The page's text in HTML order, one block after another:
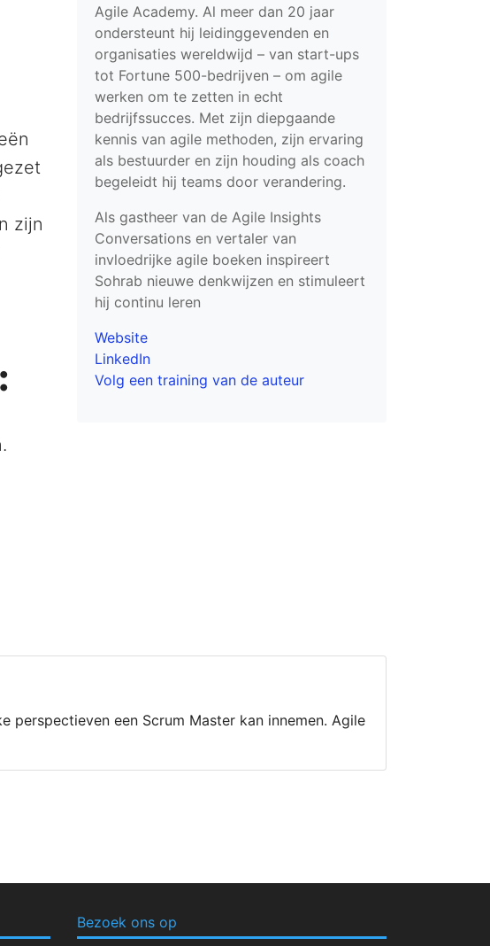
zijn
Agile Academy. Al meer dan 20 jaar
ondersteunt hij leidinggevenden en
organisaties wereldwijd – van start-ups
tot Fortune 500-bedrijven – om agile
werken om te zetten in echt
bedrijfssucces. Met zijn diepgaande
kennis van agile methoden, zijn ervaring
als bestuurder en zijn houding als coach
begeleidt hij teams door verandering.
Als gastheer van de Agile Insights
Conversations en vertaler van
invloedrijke agile boeken inspireert
Sohrab nieuwe denkwijzen en stimuleert
hij continu leren
Website
LinkedIn
Volg een training van de auteur
perspectieven een Scrum Master kan innemen. Agile
Bezoek ons op